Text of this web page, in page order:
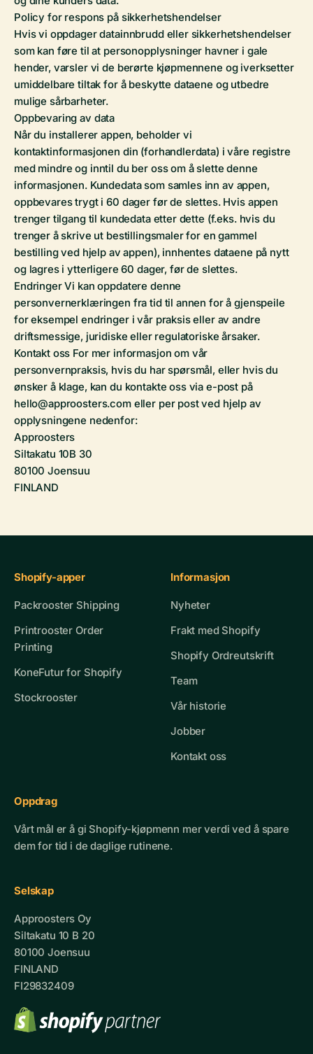
Policy for respons på sikkerhetshendelser
Hvis vi oppdager datainnbrudd eller sikkerhetshendelser
som kan føre til at personopplysninger havner i gale
hender, varsler vi de berørte kjøpmennene og iverksetter
umiddelbare tiltak for å beskytte dataene og utbedre
mulige sårbarheter.
Oppbevaring av data
Når du installerer appen, beholder vi
kontaktinformasjonen din (forhandlerdata) i våre registre
med mindre og inntil du ber oss om å slette denne
informasjonen. Kundedata som samles inn av appen,
oppbevares trygt i 60 dager før de slettes. Hvis appen
trenger tilgang til kundedata etter dette (f.eks. hvis du
trenger å skrive ut bestillingsmaler for en gammel
bestilling ved hjelp av appen), innhentes dataene på nytt
og lagres i ytterligere 60 dager, før de slettes.
Endringer Vi kan oppdatere denne
personvernerklæringen fra tid til annen for å gjenspeile
for eksempel endringer i vår praksis eller av andre
driftsmessige, juridiske eller regulatoriske årsaker.
Kontakt oss For mer informasjon om vår
personvernpraksis, hvis du har spørsmål, eller hvis du
ønsker å klage, kan du kontakte oss via e-post på
hello@approosters.com eller per post ved hjelp av
opplysningene nedenfor:
Approosters
Siltakatu 10B 30
80100 Joensuu
FINLAND
Shopify-apper
Packrooster Shipping
Printrooster Order
Printing
KoneFutur for Shopify
Stockrooster
Informasjon
Nyheter
Frakt med Shopify
Shopify Ordreutskrift
Team
Vår historie
Jobber
Kontakt oss
Oppdrag
Vårt mål er å gi Shopify-kjøpmenn mer verdi ved å spare
dem for tid i de daglige rutinene.
Selskap
Approosters Oy
Siltakatu 10 B 20
80100 Joensuu
FINLAND
FI29832409